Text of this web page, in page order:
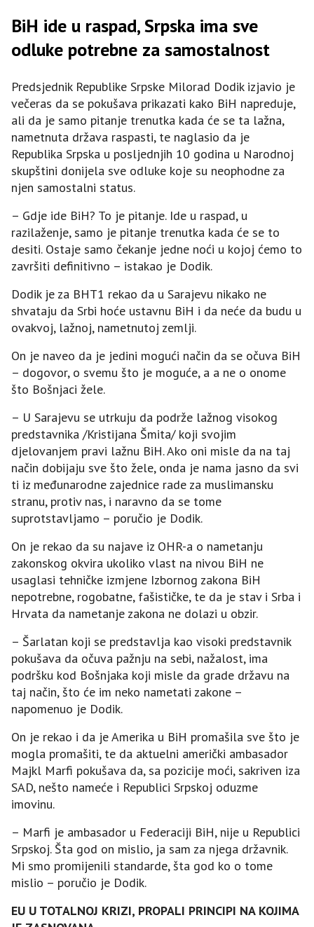
BiH ide u raspad, Srpska ima sve
odluke potrebne za samostalnost
Predsjednik Republike Srpske Milorad Dodik izjavio je
večeras da se pokušava prikazati kako BiH napreduje,
ali da je samo pitanje trenutka kada će se ta lažna,
nametnuta država raspasti, te naglasio da je
Republika Srpska u posljednjih 10 godina u Narodnoj
skupštini donijela sve odluke koje su neophodne za
njen samostalni status.
– Gdje ide BiH? To je pitanje. Ide u raspad, u
razilaženje, samo je pitanje trenutka kada će se to
desiti. Ostaje samo čekanje jedne noći u kojoj ćemo to
završiti definitivno – istakao je Dodik.
Dodik je za BHT1 rekao da u Sarajevu nikako ne
shvataju da Srbi hoće ustavnu BiH i da neće da budu u
ovakvoj, lažnoj, nametnutoj zemlji.
On je naveo da je jedini mogući način da se očuva BiH
– dogovor, o svemu što je moguće, a a ne o onome
što Bošnjaci žele.
– U Sarajevu se utrkuju da podrže lažnog visokog
predstavnika /Kristijana Šmita/ koji svojim
djelovanjem pravi lažnu BiH. Ako oni misle da na taj
način dobijaju sve što žele, onda je nama jasno da svi
ti iz međunarodne zajednice rade za muslimansku
stranu, protiv nas, i naravno da se tome
suprotstavljamo – poručio je Dodik.
On je rekao da su najave iz OHR-a o nametanju
zakonskog okvira ukoliko vlast na nivou BiH ne
usaglasi tehničke izmjene Izbornog zakona BiH
nepotrebne, rogobatne, fašističke, te da je stav i Srba i
Hrvata da nametanje zakona ne dolazi u obzir.
– Šarlatan koji se predstavlja kao visoki predstavnik
pokušava da očuva pažnju na sebi, nažalost, ima
podršku kod Bošnjaka koji misle da grade državu na
taj način, što će im neko nametati zakone –
napomenuo je Dodik.
On je rekao i da je Amerika u BiH promašila sve što je
mogla promašiti, te da aktuelni američki ambasador
Majkl Marfi pokušava da, sa pozicije moći, sakriven iza
SAD, nešto nameće i Republici Srpskoj oduzme
imovinu.
– Marfi je ambasador u Federaciji BiH, nije u Republici
Srpskoj. Šta god on mislio, ja sam za njega državnik.
Mi smo promijenili standarde, šta god ko o tome
mislio – poručio je Dodik.
EU U TOTALNOЈ KRIZI, PROPALI PRINCIPI NA KOЈIMA